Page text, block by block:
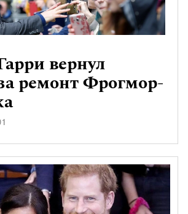
вернул
ремонт Фрогмор-